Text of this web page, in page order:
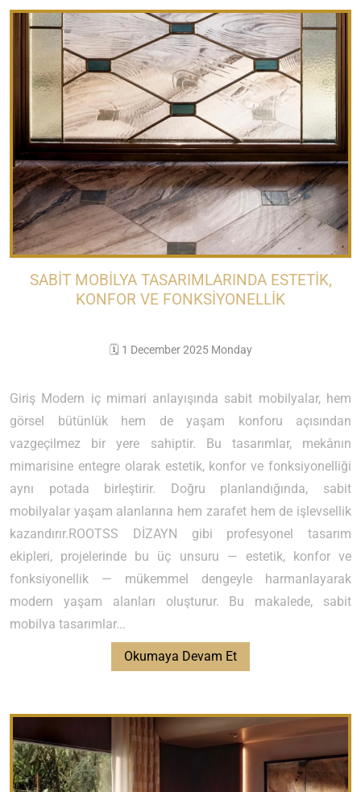
SABIT MOBILYA TASARIMLARINDA ESTETIK,
KONFOR VE FONKSIYONELLIK
🗓️ 1 December 2025 Monday
Giriş Modern iç mimari anlayışında sabit mobilyalar, hem
görsel bütünlük hem de yaşam konforu açısından
vazgeçilmez bir yere sahiptir. Bu tasarımlar, mekânın
mimarisine entegre olarak estetik, konfor ve fonksiyonelliği
aynı potada birleştirir. Doğru planlandığında, sabit
mobilyalar yaşam alanlarına hem zarafet hem de işlevsellik
kazandırır.ROOTSS DİZAYN gibi profesyonel tasarım
ekipleri, projelerinde bu üç unsuru — estetik, konfor ve
fonksiyonellik — mükemmel dengeyle harmanlayarak
modern yaşam alanları oluşturur. Bu makalede, sabit
mobilya tasarımlar...
Okumaya Devam Et